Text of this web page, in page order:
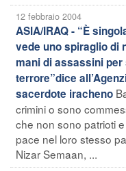
12 febbraio 2004
ASIA/IRAQ - “È
vede uno spiraglio di
mani di assassini
terrore”dice
sacerdote iracheno
crimini o sono
che non sono patrioti
pace nel loro stesso
Nizar Semaan, ...